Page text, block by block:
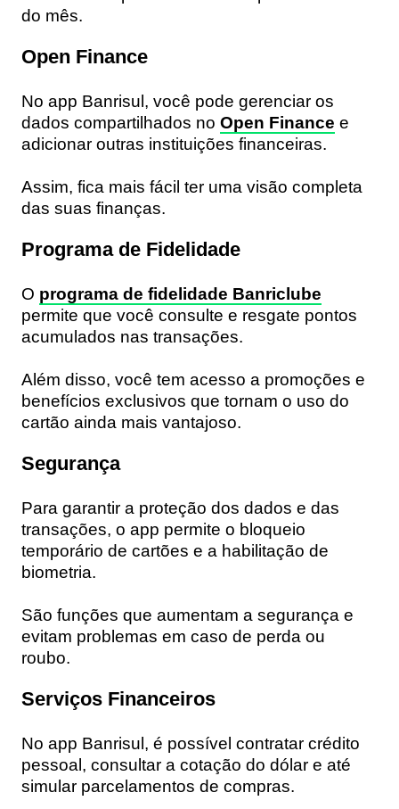
do mês.
Open Finance
No app Banrisul, você pode gerenciar os
dados compartilhados no Open Finance e
adicionar outras instituições financeiras.
Assim, fica mais fácil ter uma visão completa
das suas finanças.
Programa de Fidelidade
O programa de fidelidade Banriclube
permite que você consulte e resgate pontos
acumulados nas transações.
Além disso, você tem acesso a promoções e
benefícios exclusivos que tornam o uso do
cartão ainda mais vantajoso.
Segurança
Para garantir a proteção dos dados e das
transações, o app permite o bloqueio
temporário de cartões e a habilitação de
biometria.
São funções que aumentam a segurança e
evitam problemas em caso de perda ou
roubo.
Serviços Financeiros
No app Banrisul, é possível contratar crédito
pessoal, consultar a cotação do dólar e até
simular parcelamentos de compras.